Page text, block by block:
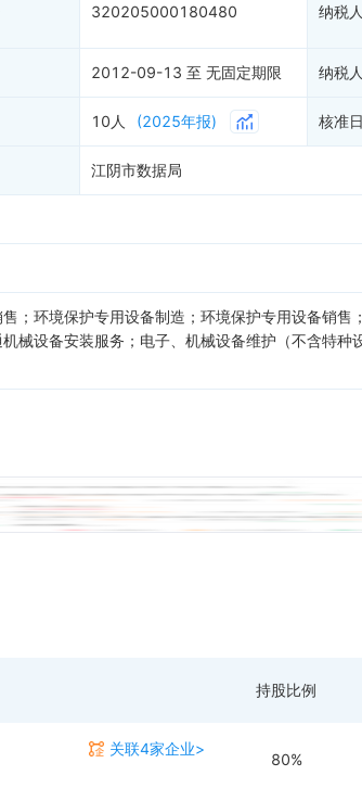
320205000180480 纳税
2012-09-13 至 无固定期限 纳税
10人 (2025年报) 核准
江阴市数据局
；环境保护专用设备制造；环境保护专用设备销
械设备安装服务；电子、机械设备维护（不含特
持股比例
关联4家企业>
80%